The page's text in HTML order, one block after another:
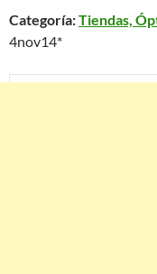
Categoría:Tiendas,
4nov14*